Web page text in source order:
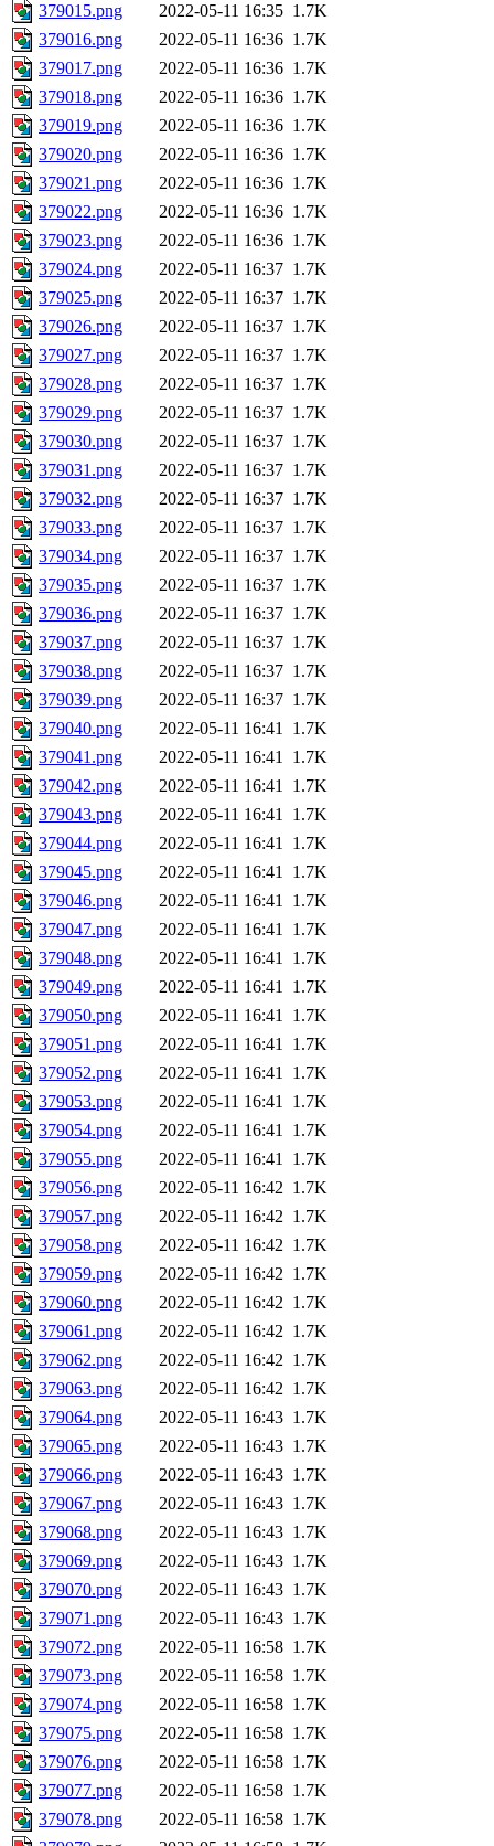
379015.png
2022-05-11 16:35 1.7K
379016.png
2022-05-11 16:36 1.7K
379017.png
2022-05-11 16:36 1.7K
379018.png
2022-05-11 16:36 1.7K
379019.png
2022-05-11 16:36 1.7K
379020.png
2022-05-11 16:36 1.7K
379021.png
2022-05-11 16:36 1.7K
379022.png
2022-05-11 16:36 1.7K
379023.png
2022-05-11 16:36 1.7K
379024.png
2022-05-11 16:37 1.7K
379025.png
2022-05-11 16:37 1.7K
379026.png
2022-05-11 16:37 1.7K
379027.png
2022-05-11 16:37 1.7K
379028.png
2022-05-11 16:37 1.7K
379029.png
2022-05-11 16:37 1.7K
379030.png
2022-05-11 16:37 1.7K
379031.png
2022-05-11 16:37 1.7K
379032.png
2022-05-11 16:37 1.7K
379033.png
2022-05-11 16:37 1.7K
379034.png
2022-05-11 16:37 1.7K
379035.png
2022-05-11 16:37 1.7K
379036.png
2022-05-11 16:37 1.7K
379037.png
2022-05-11 16:37 1.7K
379038.png
2022-05-11 16:37 1.7K
379039.png
2022-05-11 16:37 1.7K
379040.png
2022-05-11 16:41 1.7K
379041.png
2022-05-11 16:41 1.7K
379042.png
2022-05-11 16:41 1.7K
379043.png
2022-05-11 16:41 1.7K
379044.png
2022-05-11 16:41 1.7K
379045.png
2022-05-11 16:41 1.7K
379046.png
2022-05-11 16:41 1.7K
379047.png
2022-05-11 16:41 1.7K
379048.png
2022-05-11 16:41 1.7K
379049.png
2022-05-11 16:41 1.7K
379050.png
2022-05-11 16:41 1.7K
379051.png
2022-05-11 16:41 1.7K
379052.png
2022-05-11 16:41 1.7K
379053.png
2022-05-11 16:41 1.7K
379054.png
2022-05-11 16:41 1.7K
379055.png
2022-05-11 16:41 1.7K
379056.png
2022-05-11 16:42 1.7K
379057.png
2022-05-11 16:42 1.7K
379058.png
2022-05-11 16:42 1.7K
379059.png
2022-05-11 16:42 1.7K
379060.png
2022-05-11 16:42 1.7K
379061.png
2022-05-11 16:42 1.7K
379062.png
2022-05-11 16:42 1.7K
379063.png
2022-05-11 16:42 1.7K
379064.png
2022-05-11 16:43 1.7K
379065.png
2022-05-11 16:43 1.7K
379066.png
2022-05-11 16:43 1.7K
379067.png
2022-05-11 16:43 1.7K
379068.png
2022-05-11 16:43 1.7K
379069.png
2022-05-11 16:43 1.7K
379070.png
2022-05-11 16:43 1.7K
379071.png
2022-05-11 16:43 1.7K
379072.png
2022-05-11 16:58 1.7K
379073.png
2022-05-11 16:58 1.7K
379074.png
2022-05-11 16:58 1.7K
379075.png
2022-05-11 16:58 1.7K
379076.png
2022-05-11 16:58 1.7K
379077.png
2022-05-11 16:58 1.7K
379078.png
2022-05-11 16:58 1.7K